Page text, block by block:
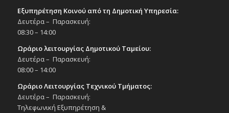
Εξυπηρέτηση Κοινού από τη Δημοτική Υπηρεσία:
Δευτέρα – Παρασκευή:
08:30 – 14:00
Ωράριο λειτουργίας Δημοτικού Ταμείου:
Δευτέρα – Παρασκευή:
08:00 – 14:00
Ωράριο Λειτουργίας Τεχνικού Τμήματος:
Δευτέρα – Παρασκευή:
Τηλεφωνική Εξυπηρέτηση &